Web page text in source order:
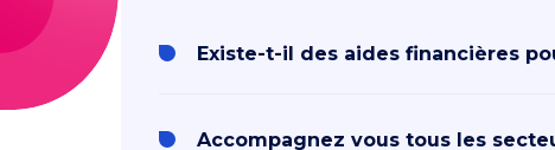
Existe-t-il des aides financières
Accompagnez vous tous les